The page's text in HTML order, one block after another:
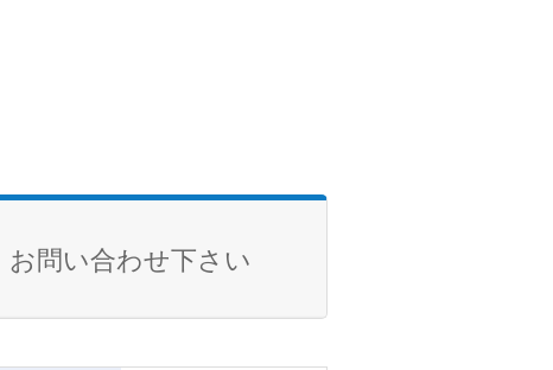
お問い合わせ下さい